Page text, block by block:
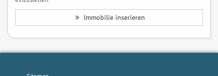
Immobilie inserieren